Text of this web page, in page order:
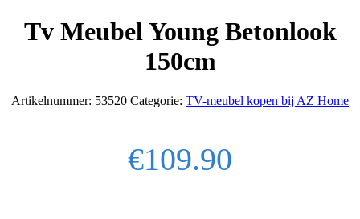
Tv Meubel Young Betonlook
150cm
Artikelnummer: 53520 Categorie: TV-meubel kopen bij AZ Home
€109.90